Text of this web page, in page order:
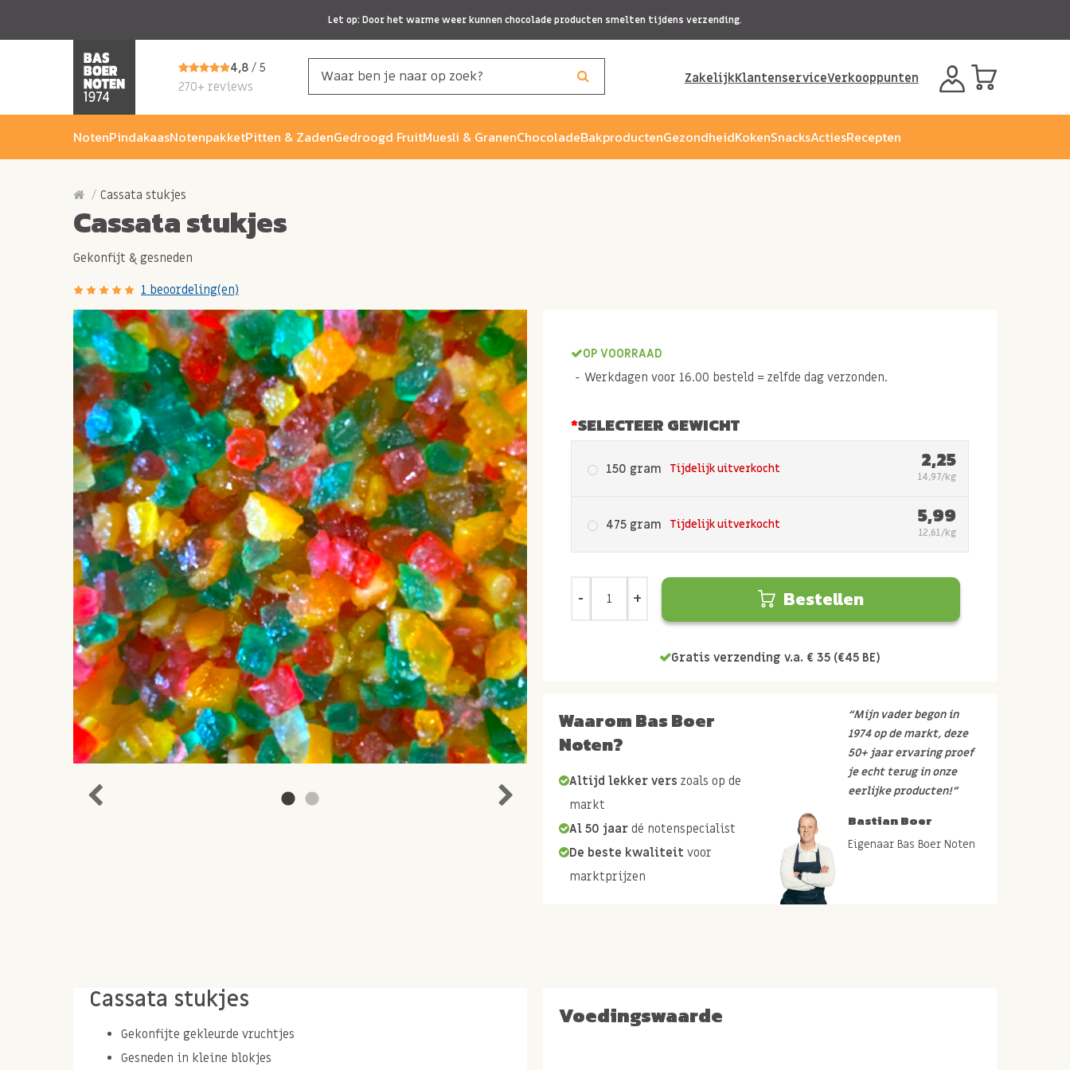
Let op: Door het warme weer kunnen chocolade producten smelten tijdens verzending.
4,8/ 5
270+ reviews
ZakelijkKlantenserviceVerkooppunten
NotenPindakaasNotenpakketPitten & ZadenGedroogd FruitMuesli & GranenChocoladeBakproductenGezondheidKokenSnacksActiesRecepten
Cassata stukjes
Cassata stukjes
Gekonfijt & gesneden
1 beoordeling(en)
OP VOORRAAD
Werkdagen voor 16.00 besteld = zelfde dag verzonden.
SELECTEER GEWICHT
150 gram Tijdelijk uitverkocht 2,25
14,97/kg
475 gram Tijdelijk uitverkocht 5,99
12,61/kg
Bestellen
Gratis verzending v.a. € 35 (€45 BE)
Waarom Bas Boer
Noten?
Altijd lekker vers zoals op de
markt
Al 50 jaar dé notenspecialist
De beste kwaliteit voor
marktprijzen
“Mijn vader begon in
1974 op de markt, deze
50+ jaar ervaring proef
je echt terug in onze
eerlijke producten!”
Bastian Boer
Eigenaar Bas Boer Noten
Cassata stukjes
Gekonfijte gekleurde vruchtjes
Gesneden in kleine blokjes
Voedingswaarde